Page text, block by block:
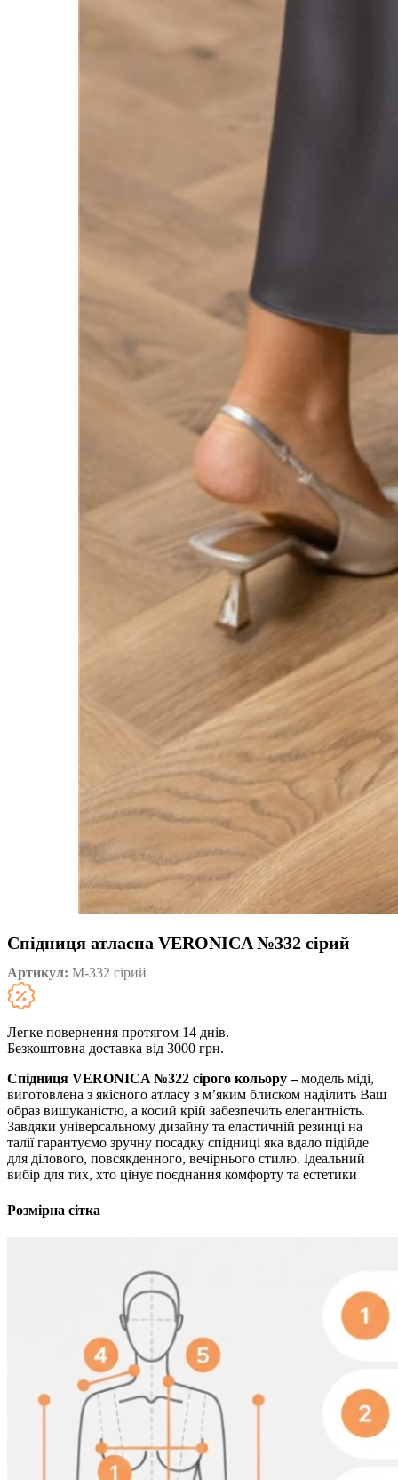
Спідниця атласна VERONICA №332 сірий
Артикул: М-332 сірий
Легке повернення протягом 14 днів.
Безкоштовна доставка від 3000 грн.
Спідниця VERONICA №322 сірого кольору –модель міді,
виготовлена з якісного атласу з м’яким блиском наділить Ваш
образ вишуканістю, а косий крій забезпечить елегантність.
Завдяки універсальному дизайну та еластичній резинці на
талії гарантуємо зручну посадку спідниці яка вдало підійде
для ділового, повсякденного, вечірнього стилю. Ідеальний
вибір для тих, хто цінує поєднання комфорту та естетики
Розмірна сітка